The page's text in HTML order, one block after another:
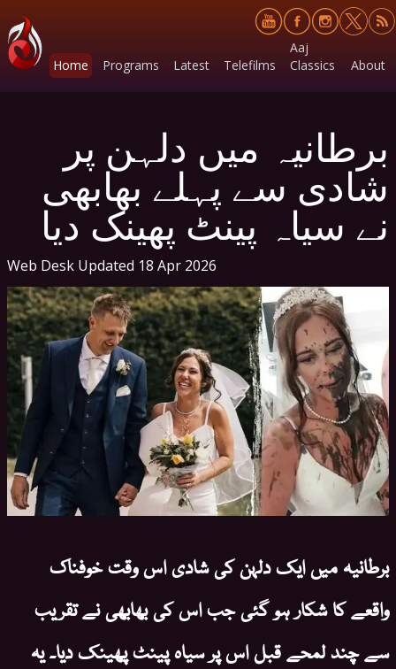
Home Programs Latest Telefilms
Aaj
Classics
About
برطانیہ میں دلہن پر
شادی سے پہلے بھابھی
نے سیاہ پینٹ پھینک دیا
Web Desk Updated 18 Apr 2026
برطانیہ میں ایک دلہن کی شادی اس وقت خوفناک
واقعے کا شکار ہو گئی جب اس کی بھابھی نے تقریب
سے چند لمحے قبل اس پر سیاہ پینٹ پھینک دیا۔ یہ